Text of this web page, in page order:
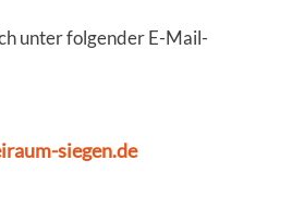
unter folgender E-Mail-
siegen.de